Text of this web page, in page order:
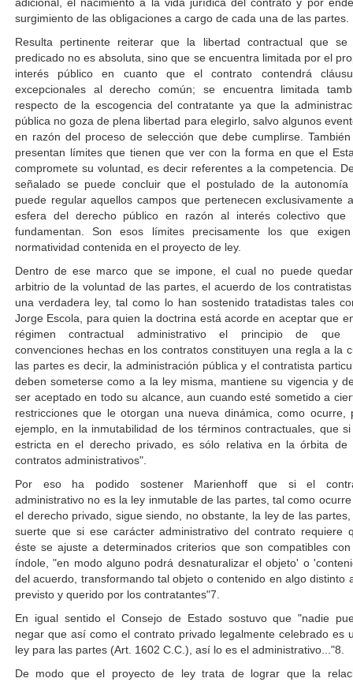
surgimiento de las obligaciones a cargo de cada una de las partes.
Resulta pertinente reiterar que la libertad contractual que se
predicado no es absoluta, sino que se encuentra limitada por el
interés público en cuanto que el contrato contendrá
excepcionales al derecho común; se encuentra limitada
respecto de la escogencia del contratante ya que la
pública no goza de plena libertad para elegirlo, salvo algunos
en razón del proceso de selección que debe cumplirse.
presentan límites que tienen que ver con la forma en que el
compromete su voluntad, es decir referentes a la competencia.
señalado se puede concluir que el postulado de la autonomía
puede regular aquellos campos que pertenecen exclusivamente
esfera del derecho público en razón al interés colectivo que
fundamentan. Son esos límites precisamente los que
normatividad contenida en el proyecto de ley.
Dentro de ese marco que se impone, el cual no puede
arbitrio de la voluntad de las partes, el acuerdo de los
una verdadera ley, tal como lo han sostenido tratadistas tales
Jorge Escola, para quien la doctrina está acorde en aceptar que
régimen contractual administrativo el principio de que
convenciones hechas en los contratos constituyen una regla a la
las partes es decir, la administración pública y el contratista
deben someterse como a la ley misma, mantiene su vigencia y
ser aceptado en todo su alcance, aun cuando esté sometido a
restricciones que le otorgan una nueva dinámica, como ocurre,
ejemplo, en la inmutabilidad de los términos contractuales, que
estricta en el derecho privado, es sólo relativa en la órbita de
contratos administrativos".
Por eso ha podido sostener Marienhoff que si el
administrativo no es la ley inmutable de las partes, tal como
el derecho privado, sigue siendo, no obstante, la ley de las
suerte que si ese carácter administrativo del contrato requiere
éste se ajuste a determinados criterios que son compatibles
índole, "en modo alguno podrá desnaturalizar el objeto' o
del acuerdo, transformando tal objeto o contenido en algo distinto
previsto y querido por los contratantes"7.
En igual sentido el Consejo de Estado sostuvo que "nadie
negar que así como el contrato privado legalmente celebrado es
ley para las partes (Art. 1602 C.C.), así lo es el administrativo..."8.
De modo que el proyecto de ley trata de lograr que la